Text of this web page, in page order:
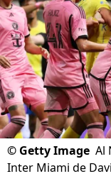
© Getty Image Al
Inter Miami de